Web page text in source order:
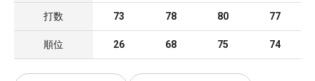
打数 73 78 80 77
順位 26 68 75 74